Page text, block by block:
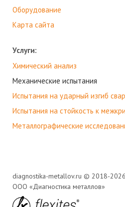
Оборудование
Карта сайта
Услуги:
Химический анализ
Механические испытания
Испытания на ударный изгиб
Испытания на стойкость к
Металлографические
diagnostika-metallov.ru © 2018-2026
ООО «Диагностика металлов»